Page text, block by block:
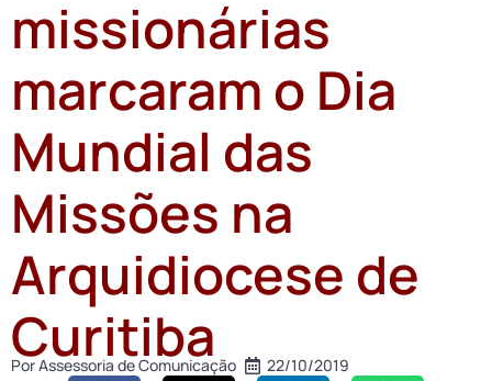
missionárias
marcaram o Dia
Mundial das
Missões na
Arquidiocese de
Curitiba
PorAssessoria de Comunicação 22/10/2019